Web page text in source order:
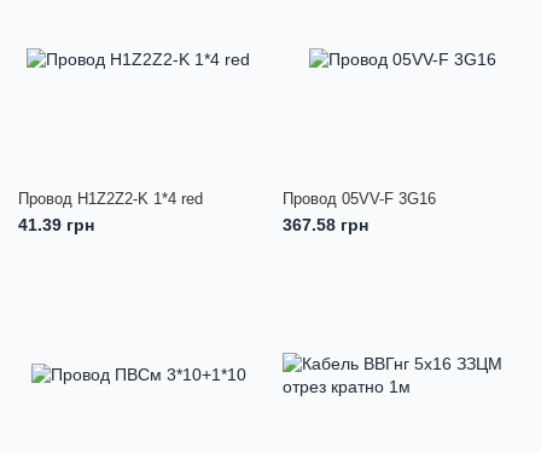
Провод H1Z2Z2-K 1*4 red
41.39 грн
Провод 05VV-F 3G16
367.58 грн